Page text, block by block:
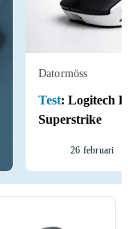
Datormöss
Test: Logitech
Superstrike
26 februari